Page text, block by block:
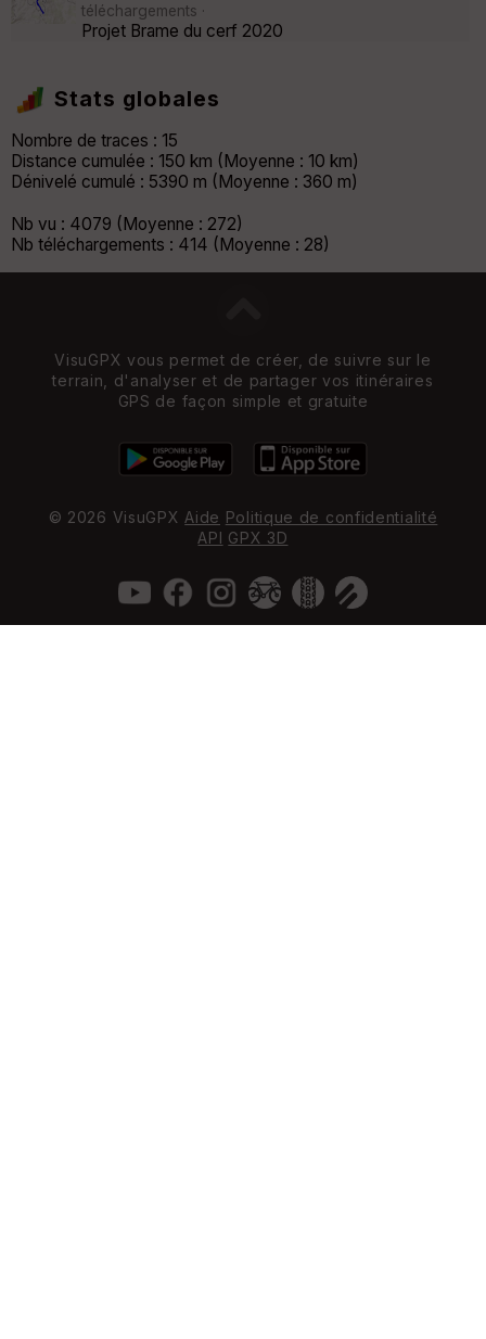
téléchargements ·
Projet Brame du cerf 2020
Stats globales
Nombre de traces : 15
Distance cumulée : 150 km (Moyenne : 10 km)
Dénivelé cumulé : 5390 m (Moyenne : 360 m)
Nb vu : 4079 (Moyenne : 272)
Nb téléchargements : 414 (Moyenne : 28)
VisuGPX vous permet de créer, de suivre sur le
terrain, d'analyser et de partager vos itinéraires
GPS de façon simple et gratuite
© 2026 VisuGPX Aide Politique de confidentialité
API GPX 3D